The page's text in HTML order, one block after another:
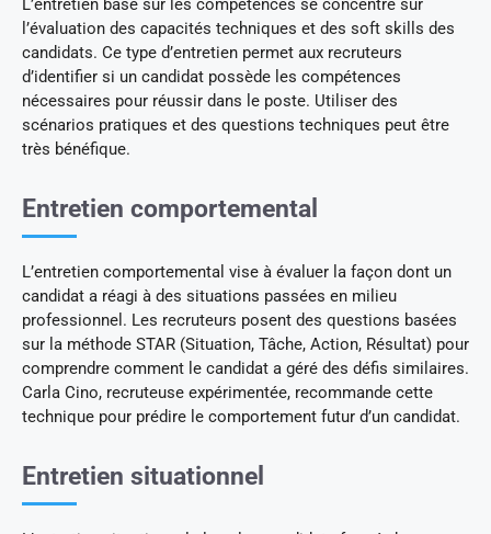
L’entretien basé sur les compétences se concentre sur
l’évaluation des capacités techniques et des soft skills des
candidats. Ce type d’entretien permet aux recruteurs
d’identifier si un candidat possède les compétences
nécessaires pour réussir dans le poste. Utiliser des
scénarios pratiques et des questions techniques peut être
très bénéfique.
Entretien comportemental
L’entretien comportemental vise à évaluer la façon dont un
candidat a réagi à des situations passées en milieu
professionnel. Les recruteurs posent des questions basées
sur la méthode STAR (Situation, Tâche, Action, Résultat) pour
comprendre comment le candidat a géré des défis similaires.
Carla Cino, recruteuse expérimentée, recommande cette
technique pour prédire le comportement futur d’un candidat.
Entretien situationnel